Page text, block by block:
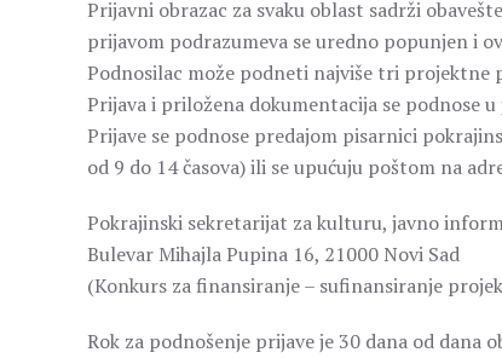
Prijavni obrazac za svaku oblast sadrži
prijavom podrazumeva se uredno popunjen i
Podnosilac može podneti najviše tri projektne
Prijava i priložena dokumentacija se podnose
Prijave se podnose predajom pisarnici
od 9 do 14 časova) ili se upućuju poštom na
Pokrajinski sekretarijat za kulturu, javno
Bulevar Mihajla Pupina 16, 21000 Novi Sad
(Konkurs za finansiranje – sufinansiranje
Rok za podnošenje prijave je 30 dana od dana